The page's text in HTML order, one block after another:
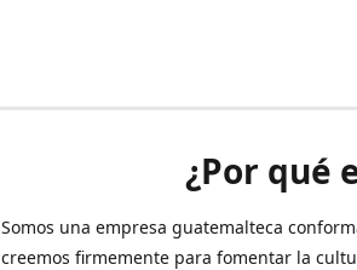
¿Por qué
Somos una empresa guatemalteca
creemos firmemente para fomentar la